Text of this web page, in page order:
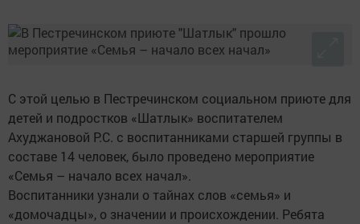
С этой целью в Пестречинском социальном приюте для
детей и подростков «Шатлык» воспитателем
Ахуджановой Р.С. с воспитанниками старшей группы в
составе 14 человек, было проведено мероприятие
«Семья – начало всех начал».
Воспитанники узнали о тайнах слов «семья» и
«домочадцы», о значении и происхождении. Ребята